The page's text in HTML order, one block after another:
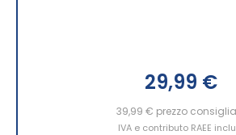
29,99 €
39,99 € prezzo
IVA e contributo RAEE